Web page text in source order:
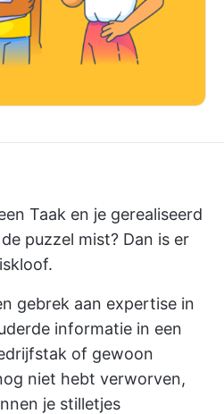
Taak en je gerealiseerd
puzzel mist? Dan is er
gebrek aan expertise in
informatie in een
of gewoon
niet hebt verworven,
je stilletjes